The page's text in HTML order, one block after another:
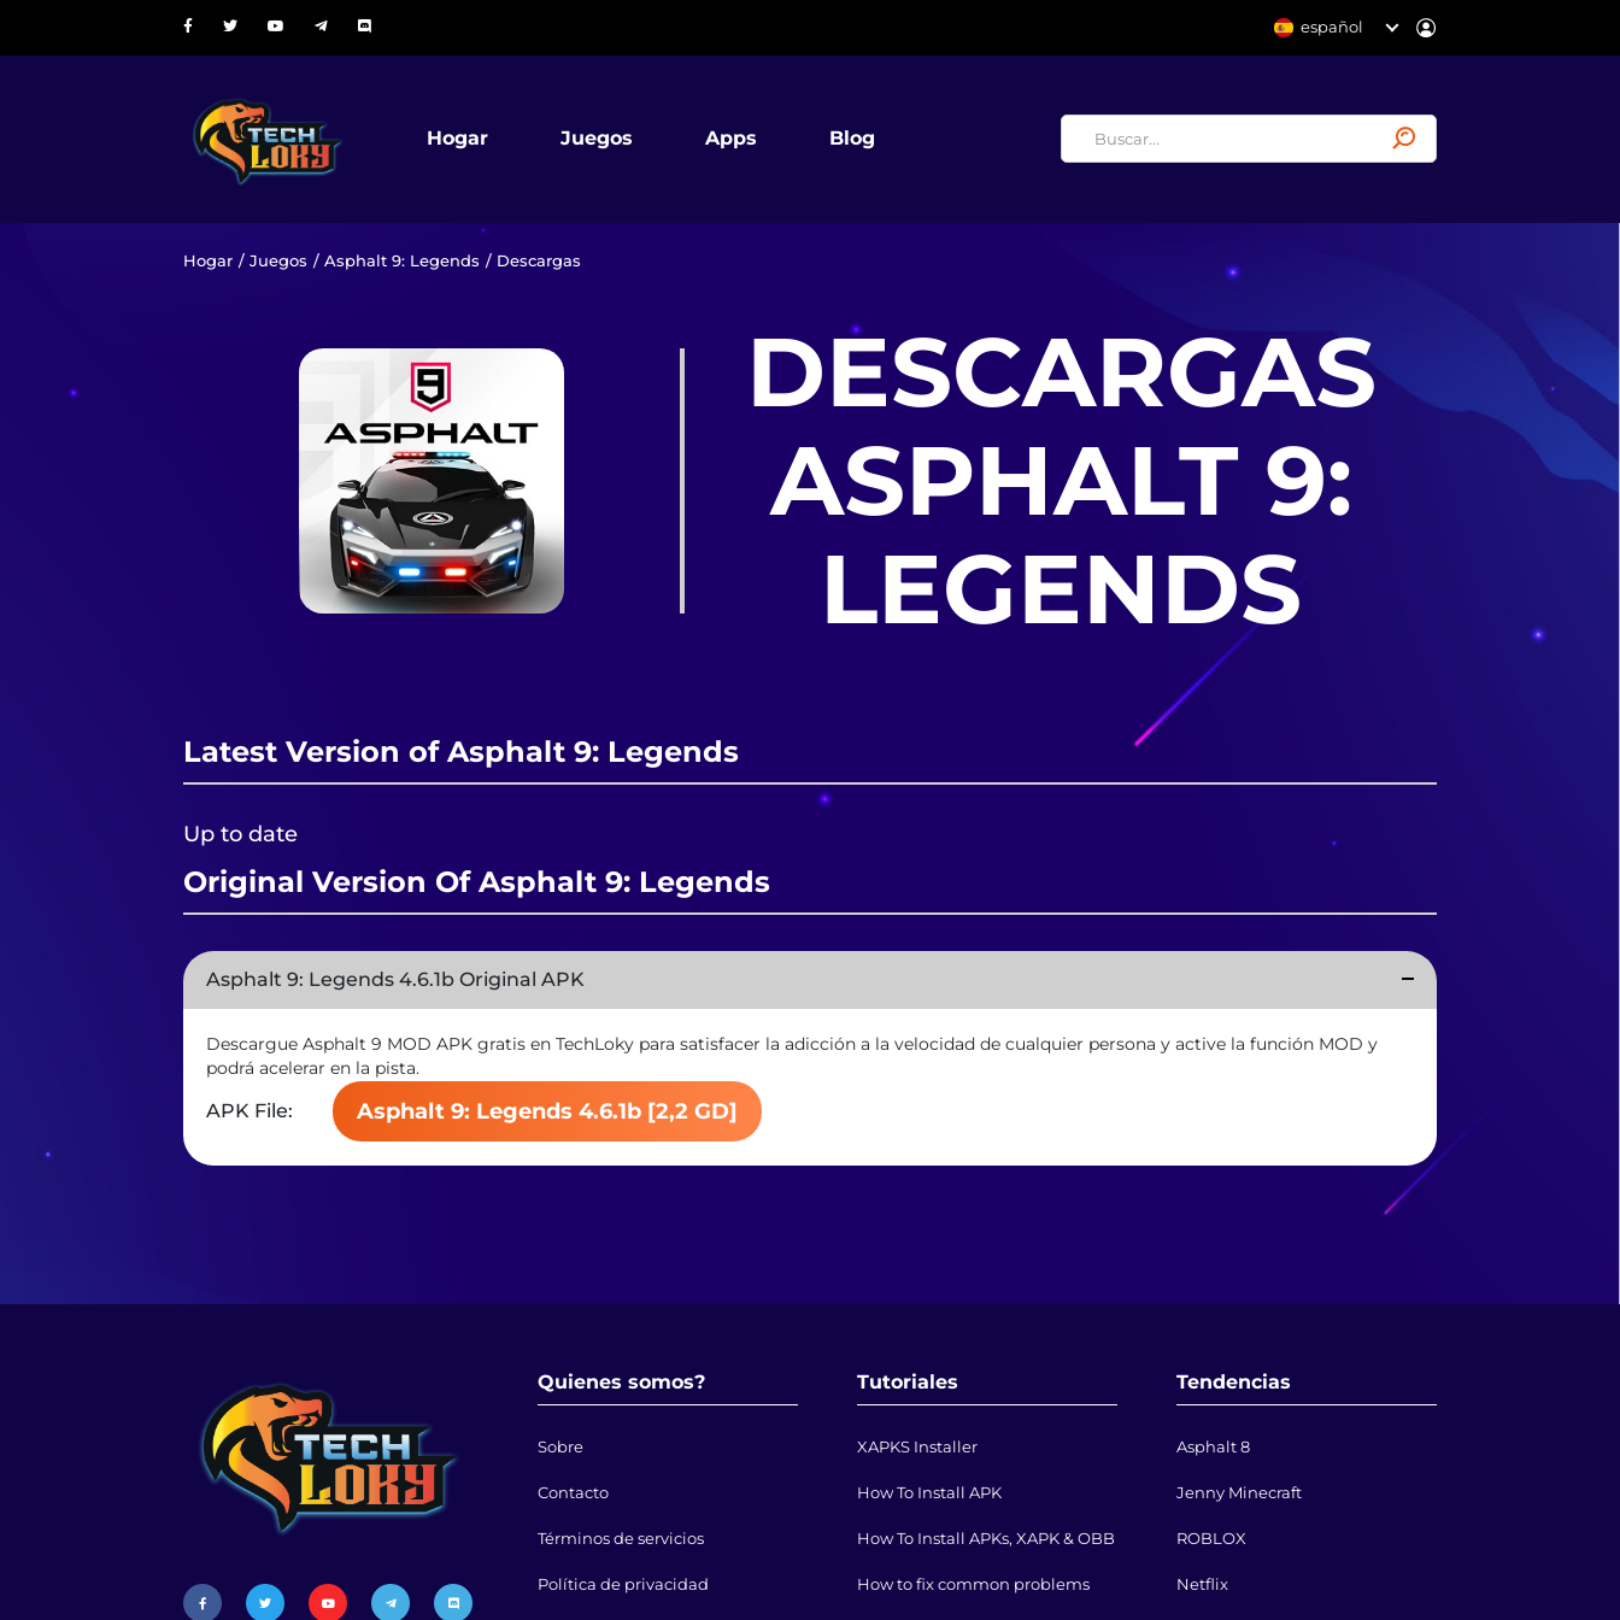
español
Hogar Juegos Apps Blog
Hogar / Juegos / Asphalt 9: Legends / Descargas
DESCARGAS
ASPHALT 9:
LEGENDS
Latest Version of Asphalt 9: Legends
Up to date
Original Version Of Asphalt 9: Legends
Asphalt 9: Legends 4.6.1b Original APK
Descargue Asphalt 9 MOD APK gratis en TechLoky para satisfacer la adicción a la velocidad de cualquier persona y active la función MOD y
podrá acelerar en la pista.
APK File: Asphalt 9: Legends 4.6.1b [2,2 GD]
Quienes somos?
Sobre
Contacto
Términos de servicios
Política de privacidad
Tutoriales
XAPKS Installer
How To Install APK
How To Install APKs, XAPK & OBB
How to fix common problems
Tendencias
Asphalt 8
Jenny Minecraft
ROBLOX
Netflix